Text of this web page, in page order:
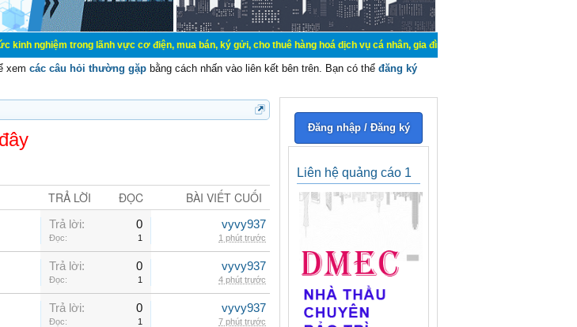
trong lãnh vực cơ điện, mua bán, ký gửi, cho thuê hàng hoá dịch vụ cá nhân, gia đình. Mua bán, ký gửi, cho thuê thiết bị
xem các câu hỏi thường gặp bằng cách nhấn vào liên kết bên trên. Bạn có thể đăng ký
TRẢ LỜI ĐỌC BÀI VIẾT CUỐI
Trả lời: 0
Đọc: 1
vyvy937
1 phút trước
Trả lời: 0
Đọc: 1
vyvy937
4 phút trước
Trả lời: 0
Đọc: 1
vyvy937
7 phút trước
Đăng nhập / Đăng ký
Liên hệ quảng cáo 1